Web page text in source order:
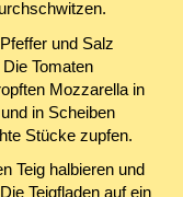
und Salz
Tomaten
Mozzarella in
in Scheiben
Stücke zupfen.
Teig halbieren und
Teigfladen auf ein